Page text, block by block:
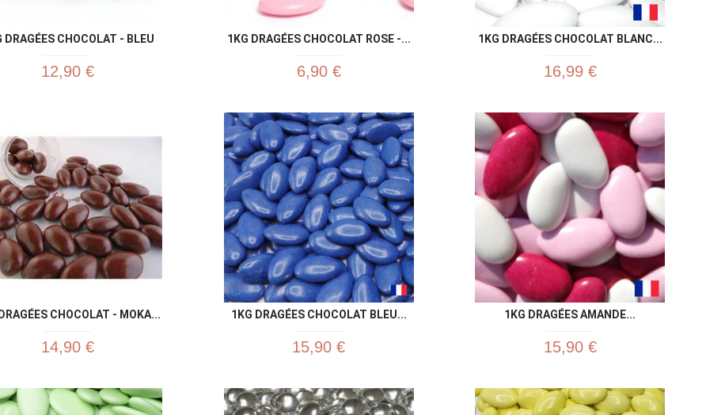
DRAGÉES CHOCOLAT - BLEU
12,90 €
1KG DRAGÉES CHOCOLAT ROSE -...
6,90 €
1KG DRAGÉES CHOCOLAT BLANC...
16,99 €
Aperçu rapide
CHOCOLAT - MOKA...
14,90 €
Aperçu rapide
1KG DRAGÉES CHOCOLAT BLEU...
15,90 €
 Aperçu rapide
1KG DRAGÉES AMANDE...
15,90 €
 Aperçu rapide Aperçu rapide Aperçu rapide